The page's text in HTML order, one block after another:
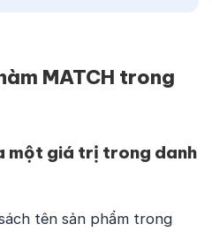
MATCH trong
một giá trị trong danh
tên sản phẩm trong